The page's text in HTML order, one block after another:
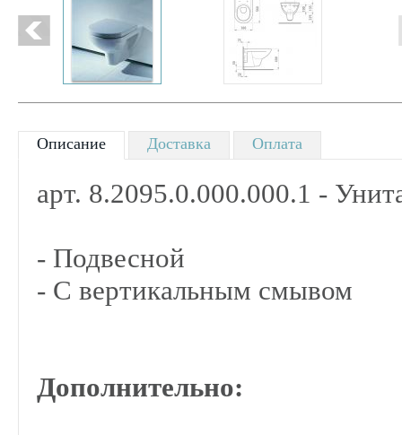
Описание Доставка Оплата
арт. 8.2095.0.000.000.1 -
- Подвесной
- С вертикальным смывом
Дополнительно: